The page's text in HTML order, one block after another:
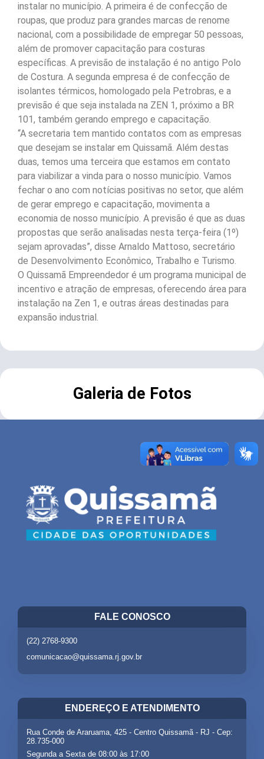
instalar no município. A primeira é de confecção de
roupas, que produz para grandes marcas de renome
nacional, com a possibilidade de empregar 50 pessoas,
além de promover capacitação para costuras
específicas. A previsão de instalação é no antigo Polo
de Costura. A segunda empresa é de confecção de
isolantes térmicos, homologado pela Petrobras, e a
previsão é que seja instalada na ZEN 1, próximo a BR
101, também gerando emprego e capacitação.
“A secretaria tem mantido contatos com as empresas
que desejam se instalar em Quissamã. Além destas
duas, temos uma terceira que estamos em contato
para viabilizar a vinda para o nosso município. Vamos
fechar o ano com notícias positivas no setor, que além
de gerar emprego e capacitação, movimenta a
economia de nosso município. A previsão é que as duas
propostas que serão analisadas nesta terça-feira (1º)
sejam aprovadas”, disse Arnaldo Mattoso, secretário
de Desenvolvimento Econômico, Trabalho e Turismo.
O Quissamã Empreendedor é um programa municipal de
incentivo e atração de empresas, oferecendo área para
instalação na Zen 1, e outras áreas destinadas para
expansão industrial.
Galeria de Fotos
FALE CONOSCO
(22) 2768-9300
comunicacao@quissama.rj.gov.br
ENDEREÇO E ATENDIMENTO
Rua Conde de Araruama, 425 - Centro Quissamã - RJ - Cep:
28.735-000
Segunda a Sexta de 08:00 às 17:00